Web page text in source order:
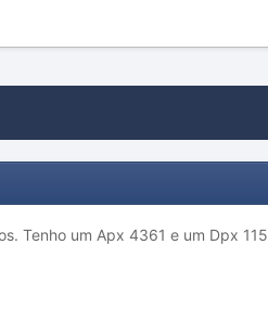
Tenho um Apx 4361 e um Dpx